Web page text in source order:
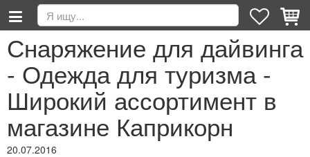
Снаряжение для дайвинга
- Одежда для туризма -
Широкий ассортимент в
магазине Каприкорн
20.07.2016